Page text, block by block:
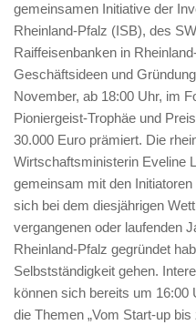
gemeinsamen Initiative der
Rheinland-Pfalz (ISB), des
Raiffeisenbanken in
Geschäftsideen und
November, ab 18:00 Uhr, im
Pioniergeist-Trophäe und
30.000 Euro prämiert. Die
Wirtschaftsministerin Eveline
gemeinsam mit den
sich bei dem diesjährigen
vergangenen oder laufenden
Rheinland-Pfalz gegründet
Selbstständigkeit gehen.
können sich bereits um 16:00
die Themen „Vom Start-up